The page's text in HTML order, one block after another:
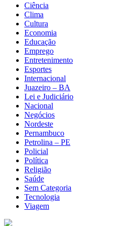
Ciência
Clima
Cultura
Economia
Educação
Emprego
Entretenimento
Esportes
Internacional
Juazeiro – BA
Lei e Judiciário
Nacional
Negócios
Nordeste
Pernambuco
Petrolina – PE
Policial
Política
Religião
Saúde
Sem Categoria
Tecnologia
Viagem